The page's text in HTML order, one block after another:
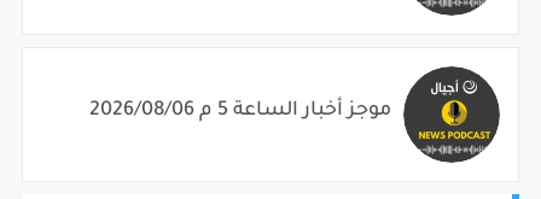
موجز أخبار الساعة 5 م 2026/08/06